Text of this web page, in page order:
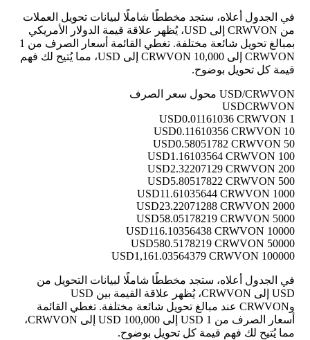
في الجدول أعلاه، ستجد مخططًا شاملًا لبيانات تحويل العملات
من CRWVON إلى USD، يُظهر علاقة قيمة الدولار الأمريكي
بمبالغ تحويل شائعة مختلفة. تغطي القائمة أسعار الصرف من 1
CRWVON إلى 10,000 CRWVON إلى USD، مما يُتيح لك فهم
قيمة كل تحويل بوضوح.
USD/CRWVON محول سعر الصرف
USDCRWVON
1 USD
0.01161036 CRWVON
10 USD
0.11610356 CRWVON
50 USD
0.58051782 CRWVON
100 USD
1.16103564 CRWVON
200 USD
2.32207129 CRWVON
500 USD
5.80517822 CRWVON
1000 USD
11.61035644 CRWVON
2000 USD
23.22071288 CRWVON
5000 USD
58.05178219 CRWVON
10000 USD
116.10356438 CRWVON
50000 USD
580.5178219 CRWVON
100000 USD
1,161.03564379 CRWVON
في الجدول أعلاه، ستجد مخططًا شاملًا لبيانات التحويل من
USD إلى CRWVON، يُظهر علاقة القيمة بين USD
وCRWVON عند مبالغ تحويل شائعة مختلفة. تغطي القائمة
أسعار الصرف من 1 USD إلى 100,000 USD إلى CRWVON،
مما يُتيح لك فهم قيمة كل تحويل بوضوح.